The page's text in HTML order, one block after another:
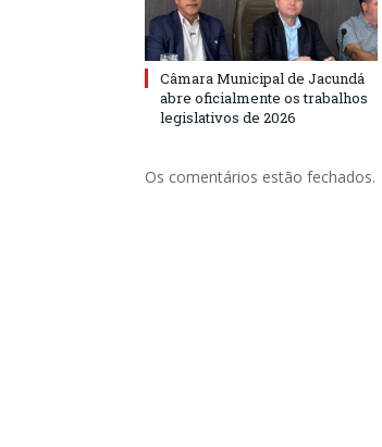
Câmara Municipal de Jacundá
abre oficialmente os trabalhos
legislativos de 2026
Os comentários estão fechados.